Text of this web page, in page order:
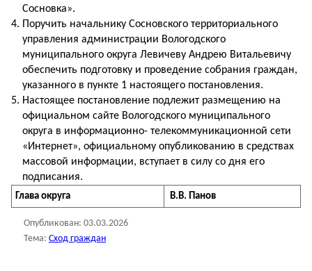
Сосновка».
Поручить начальнику Сосновского территориального
управления администрации Вологодского
муниципального округа Левичеву Андрею Витальевичу
обеспечить подготовку и проведение собрания граждан,
указанного в пункте 1 настоящего постановления.
Настоящее постановление подлежит размещению на
официальном сайте Вологодского муниципального
округа в информационно- телекоммуникационной сети
«Интернет», официальному опубликованию в средствах
массовой информации, вступает в силу со дня его
подписания.
Глава округа В.В. Панов
Опубликован: 03.03.2026
Тема: Сход граждан